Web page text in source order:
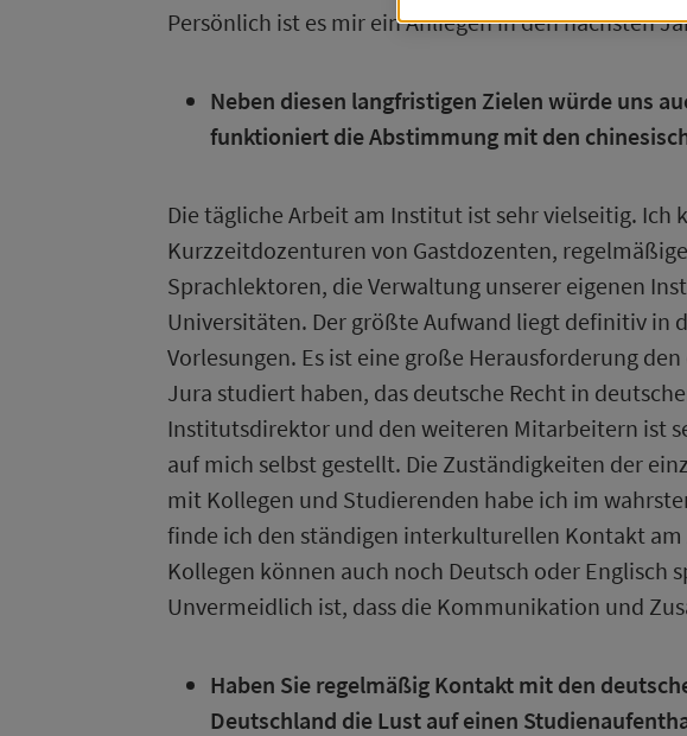
Persönlich ist es mir ein Anliegen in den nächsten
Neben diesen langfristigen Zielen würde uns
funktioniert die Abstimmung mit den
Die tägliche Arbeit am Institut ist sehr vielseitig.
Kurzzeitdozenturen von Gastdozenten,
Sprachlektoren, die Verwaltung unserer eigenen
Universitäten. Der größte Aufwand liegt definitiv in
Vorlesungen. Es ist eine große Herausforderung
Jura studiert haben, das deutsche Recht in
Institutsdirektor und den weiteren Mitarbeitern ist
auf mich selbst gestellt. Die Zuständigkeiten der
mit Kollegen und Studierenden habe ich im
finde ich den ständigen interkulturellen Kontakt
Kollegen können auch noch Deutsch oder Englisch
Unvermeidlich ist, dass die Kommunikation und
Haben Sie regelmäßig Kontakt mit den
Deutschland die Lust auf einen
Cookie
dass der Hinweis
Notifications
Technisch notwendige
Notifications
DieseCookies
Meldungen in
mehrmals täglich
Mehr